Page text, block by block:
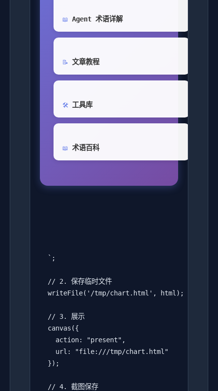
📖 Agent 术语详解
📝 文章教程
🛠️ 工具库
📖 术语百科
  `;
  // 2. 保存临时文件
  writeFile('/tmp/chart.html', html);
  // 3. 展示
  canvas({
    action: "present",
    url: "file:///tmp/chart.html"
  });
  // 4. 截图保存